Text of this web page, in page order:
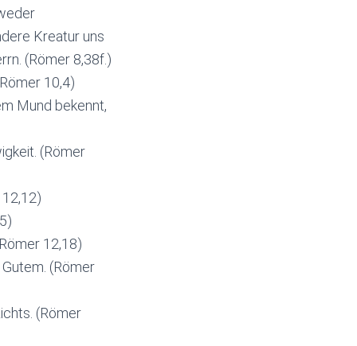
Kreatur uns
(Römer 8,38f.)
10,4)
Mund bekennt,
(Römer
12,18)
(Römer
(Römer